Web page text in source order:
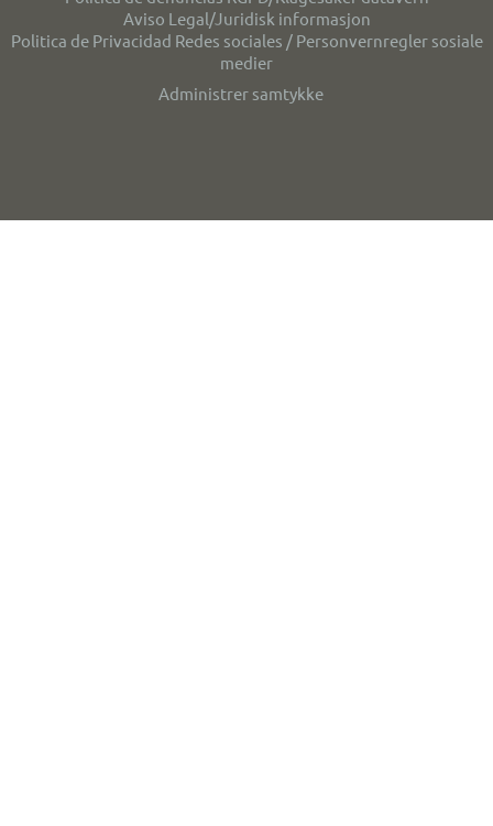
Aviso Legal/Juridisk informasjon
Politica de Privacidad Redes sociales / Personvernregler sosiale
medier
Administrer samtykke